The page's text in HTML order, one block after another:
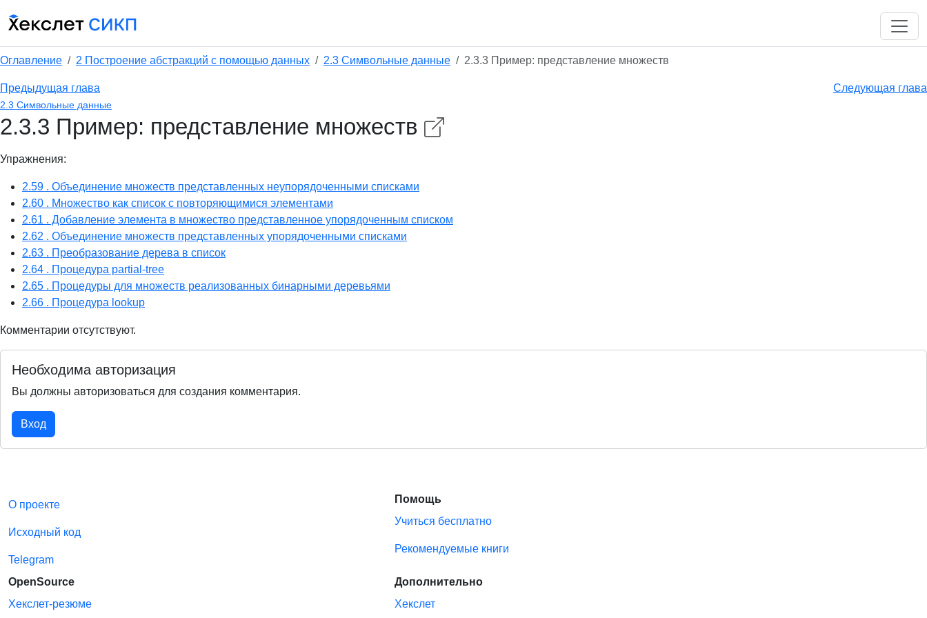
Оглавление 2 Построение абстракций с помощью данных 2.3 Символьные данные 2.3.3 Пример: представление множеств
Предыдущая глава Следующая глава
2.3 Символьные данные
2.3.3 Пример: представление множеств
Упражнения:
2.59 . Объединение множеств представленных неупорядоченными списками
2.60 . Множество как список с повторяющимися элементами
2.61 . Добавление элемента в множество представленное упорядоченным списком
2.62 . Объединение множеств представленных упорядоченными списками
2.63 . Преобразование дерева в список
2.64 . Процедура partial-tree
2.65 . Процедуры для множеств реализованных бинарными деревьями
2.66 . Процедура lookup
Комментарии отсутствуют.
Необходима авторизация
Вы должны авторизоваться для создания комментария.
Вход
О проекте
Исходный код
Telegram
Помощь
Учиться бесплатно
Рекомендуемые книги
OpenSource
Хекслет-резюме
Дополнительно
Хекслет